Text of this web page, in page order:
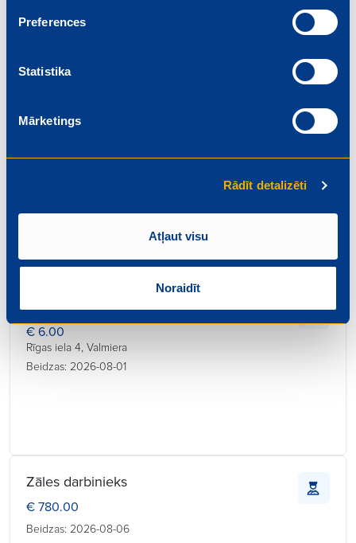
Preferences
Statistika
Mārketings
Rādīt detalizēti
Atļaut visu
Noraidīt
Beidzas: 2026-08-01
Pārdevējs
€ 6.20
Konditors – maiznieks
€ 6.00
Rīgas iela 4, Valmiera
Beidzas: 2026-08-01
Zāles darbinieks
€ 780.00
Beidzas: 2026-08-06